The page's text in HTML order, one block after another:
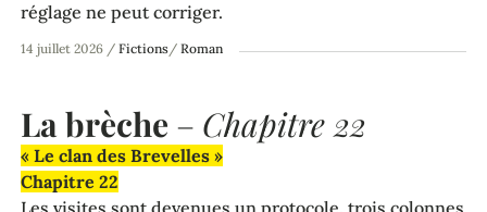
14 juillet 2026 / Fictions/ Roman
réglage ne peut corriger.
La brèche – Chapitre 22
« Le clan des Brevelles »
Chapitre 22